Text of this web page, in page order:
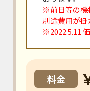
※前日等の機
別途費用が掛
※2022.5.11
料金